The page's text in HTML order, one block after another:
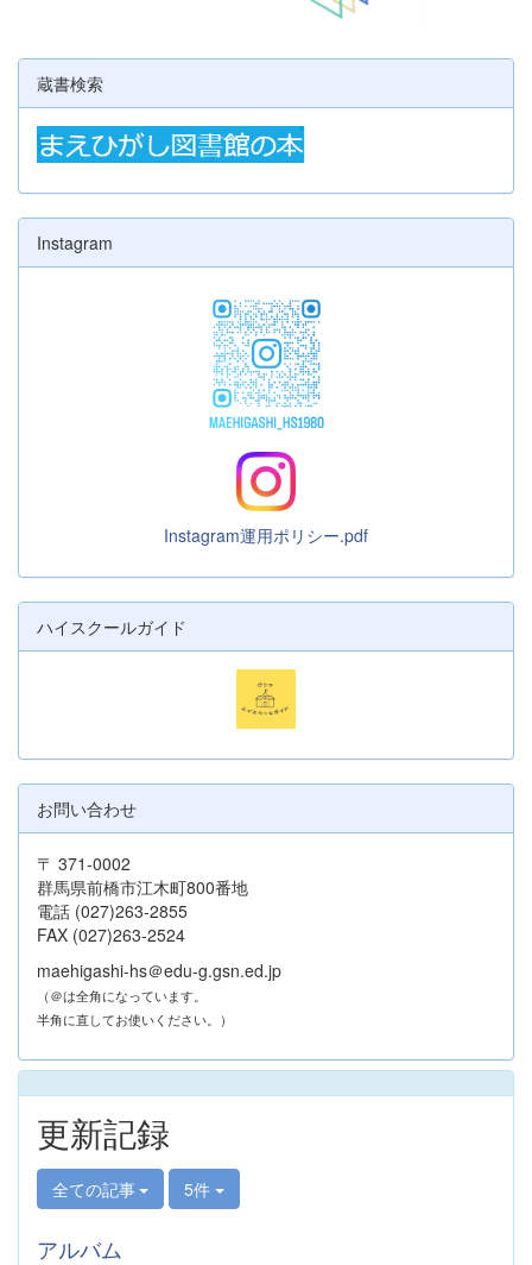
蔵書検索
Instagram
Instagram運用ポリシー.pdf
ハイスクールガイド
お問い合わせ
〒 371-0002
群馬県前橋市江木町800番地
電話 (027)263-2855
FAX (027)263-2524
maehigashi-hs＠edu-g.gsn.ed.jp
（＠は全角になっています。
半角に直してお使いください。）
更新記録
全ての記事 5件
アルバム